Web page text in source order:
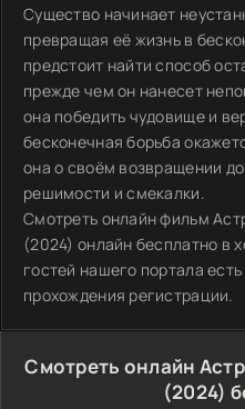
Существо начинает
превращая её жизнь в
предстоит найти способ
прежде чем он нанесет
она победить чудовище и
бесконечная борьба
она о своём возвращении
решимости и смекалки.
Смотреть онлайн фильм
(2024) онлайн бесплатно в
гостей нашего портала
прохождения регистрации.
Смотреть онлайн
(2024)